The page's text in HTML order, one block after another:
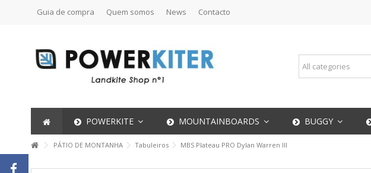
Guia de compra Quem somos News Contacto
POWERKITE MOUNTAINBOARDS BUGGY
PÁTIO DE MONTANHA Tabuleiros MBS Plateau PRO Dylan Warren III